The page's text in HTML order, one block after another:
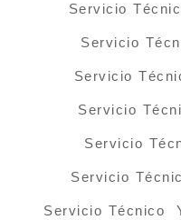
Servicio
Servicio
Servicio
Servicio
Servicio
Servicio
Servicio Técnico